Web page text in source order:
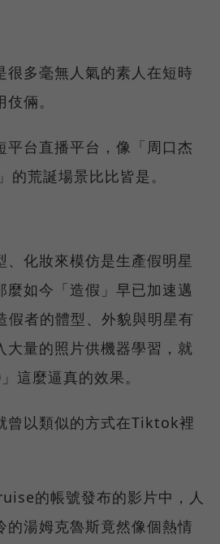
很多毫無人氣的素人在短時
倆。
平台直播平台，像「周口杰
的荒誕場景比比皆是。
、化妝來模仿是生產假明星
麼如今「造假」早已加速邁
假者的體型、外貌與明星有
大量的照片供機器學習，就
這麼逼真的效果。
曾以類似的方式在Tiktok裡
的帳號發布的影片中，人
的湯姆克魯斯竟然像個熱情